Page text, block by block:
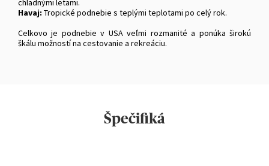
chladnými letami.
Havaj: Tropické podnebie s teplými teplotami po celý rok.
Celkovo je podnebie v USA veľmi rozmanité a ponúka širokú
škálu možností na cestovanie a rekreáciu.
Špečifiká